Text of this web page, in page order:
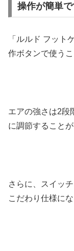
操作が簡単
「ルルド フット
作ボタンで使うこ
エアの強さは2段
に調節することが
さらに、スイッ
こだわり仕様にな